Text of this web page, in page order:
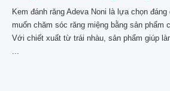
Kem đánh răng Adeva Noni là lựa chọn
muốn chăm sóc răng miệng bằng sản phẩm
Với chiết xuất từ trái nhàu, sản phẩm giúp